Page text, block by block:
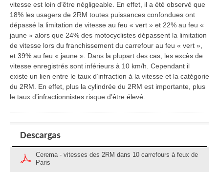
vitesse est loin d’être négligeable. En effet, il a été observé que
18% les usagers de 2RM toutes puissances confondues ont
dépassé la limitation de vitesse au feu « vert » et 22% au feu «
jaune » alors que 24% des motocyclistes dépassent la limitation
de vitesse lors du franchissement du carrefour au feu « vert »,
et 39% au feu « jaune ». Dans la plupart des cas, les excès de
vitesse enregistrés sont inférieurs à 10 km/h. Cependant il
existe un lien entre le taux d’infraction à la vitesse et la catégorie
du 2RM. En effet, plus la cylindrée du 2RM est importante, plus
le taux d’infractionnistes risque d’être élevé.
Descargas
Cerema - vitesses des 2RM dans 10 carrefours à feux de
Paris